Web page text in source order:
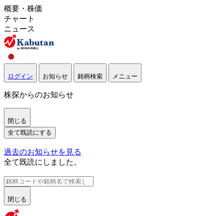
概要・株価
チャート
ニュース
ログイン お知らせ 銘柄検索 メニュー
株探からのお知らせ
閉じる
全て既読にする
過去のお知らせを見る
全て既読にしました。
閉じる